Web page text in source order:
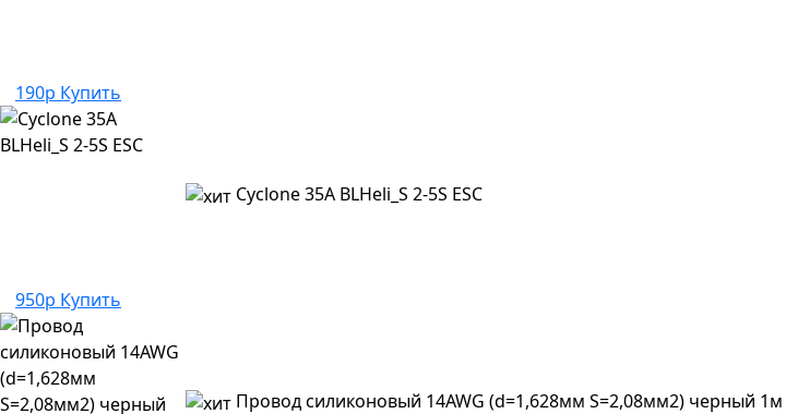
190р Купить
Cyclone 35A BLHeli_S 2-5S ESC
950р Купить
Провод силиконовый 14AWG (d=1,628мм S=2,08мм2) черный 1м